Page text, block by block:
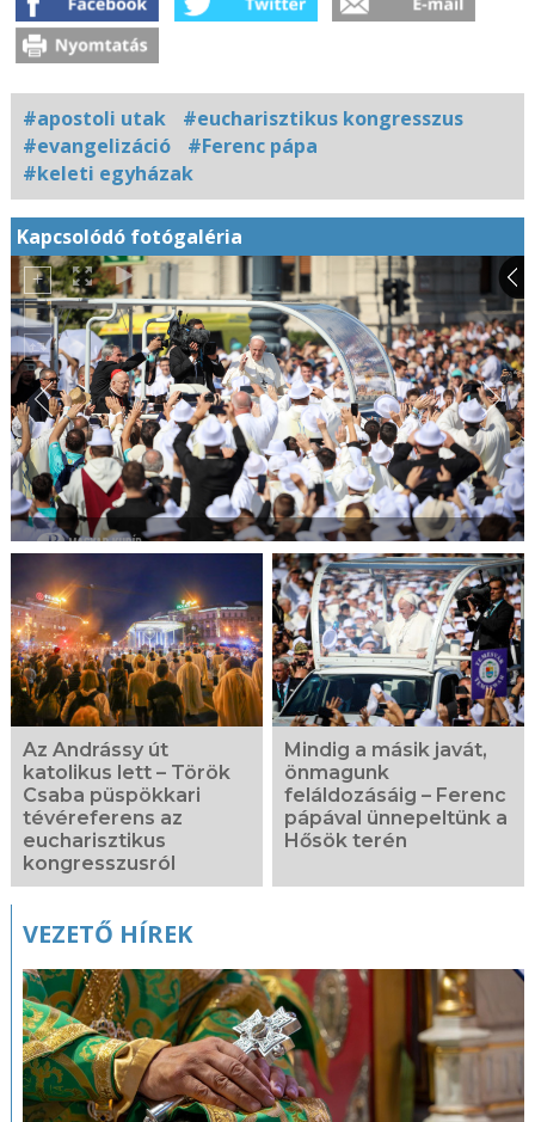
#apostoli utak
#eucharisztikus kongresszus
#evangelizáció
#Ferenc pápa
#keleti egyházak
Kapcsolódó fotógaléria
Az Andrássy út
katolikus lett – Török
Csaba püspökkari
tévéreferens az
eucharisztikus
kongresszusról
Mindig a másik javát,
önmagunk
feláldozásáig – Ferenc
pápával ünnepeltünk a
Hősök terén
VEZETŐ HÍREK